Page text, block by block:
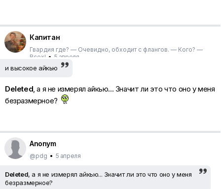
Капитан
Гвардия где? — Очевидно, обходит с флангов. — Кого? —
Всех! • 5 апреля
и высокое айкью
Deleted, а я не измерял айкью... Значит ли это что оно у меня
безразмерное?
Anonym
@pdg • 5 апреля
Deleted, а я не измерял айкью... Значит ли это что оно у меня
безразмерное?